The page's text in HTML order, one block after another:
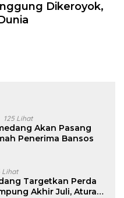
Dikeroyok,
125 Lihat
Akan Pasang
Penerima Bansos
Lihat
Targetkan Perda
Akhir Juli, Aturan